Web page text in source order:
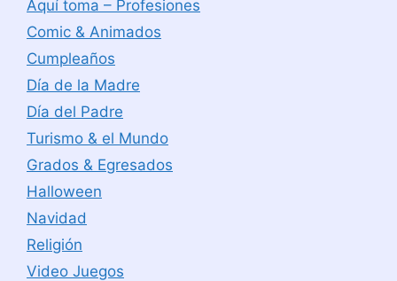
Aquí toma – Profesiones
Comic & Animados
Cumpleaños
Día de la Madre
Día del Padre
Turismo & el Mundo
Grados & Egresados
Halloween
Navidad
Religión
Video Juegos